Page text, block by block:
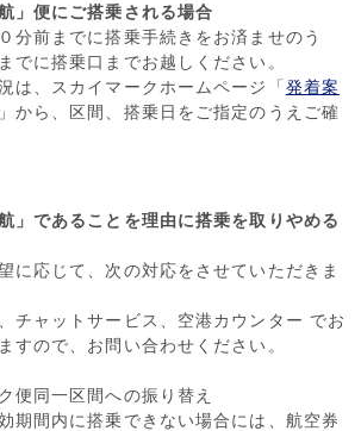
」便にご搭乗される場合
分前までに搭乗手続きをお済ませのう
でに搭乗口までお越しください。
は、スカイマークホームページ「発着案
」から、区間、搭乗日をご指定のうえご確
」であることを理由に搭乗を取りやめる
に応じて、次の対応をさせていただきま
チャットサービス、空港カウンター でお
すので、お問い合わせください。
便同一区間への振り替え
期間内に搭乗できない場合には、航空券